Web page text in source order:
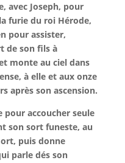
avec Joseph, pour
furie du roi Hérode,
pour assister,
de son fils à
monte au ciel dans
à elle et aux onze
après son ascension.
accoucher seule
son sort funeste, au
puis donne
parle dés son